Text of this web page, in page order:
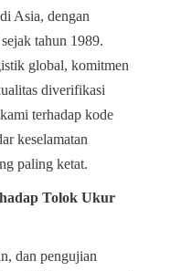
Asia, dengan
tahun 1989.
global, komitmen
diverifikasi
terhadap kode
keselamatan
paling ketat.
Tolok Ukur
dan pengujian